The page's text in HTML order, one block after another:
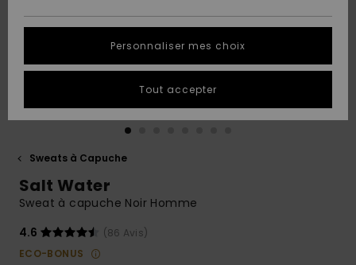
A
Découvrir
A
Découvrir
AIDE &
CONTACT
Démarrez
pour obtenir
plus rapide
Démarrer
conversation
COLLECTION
CARTE
CADEAU
LISTE DE
SOUHAITS
Sweats à Capuche
Salt Water
Sweat à capuche Noir Homme
4.6
(86 Avis)
ECO-BONUS
Personnaliser mes choix
Tout accepter